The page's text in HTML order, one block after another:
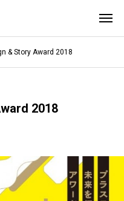
& Story Award 2018
2018